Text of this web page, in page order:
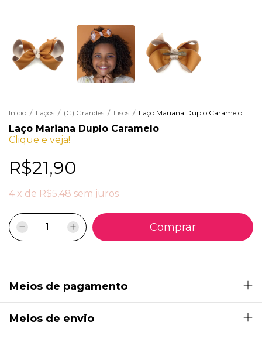
Início / Laços / (G) Grandes / Lisos / Laço Mariana Duplo Caramelo
Laço Mariana Duplo Caramelo
Clique e veja!
R$21,90
4 x de R$5,48 sem juros
Meios de pagamento
Meios de envio